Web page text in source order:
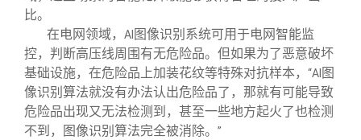
比。
在电网领域， AI 图像识别系统可用于电网智能监
控，判断高压线周围有无危险品。但如果为了恶意破坏
基础设施，在危险品上加装花纹等特殊对抗样本， “AI 图
像识别算法就没有办法认出危险品了，那就有可能导致
危险品出现又无法检测到，甚至一些地方起火了也检测
不到，图像识别算法完全被消除。 ”